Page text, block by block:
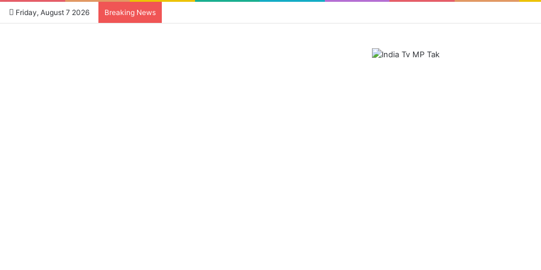
Friday, August 7 2026 Breaking News